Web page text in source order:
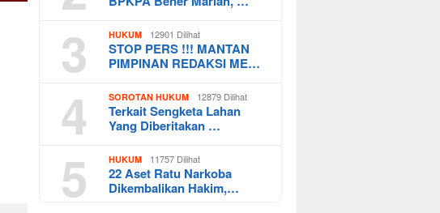
3 HUKUM 12901 Dilihat
STOP PERS !!! MANTAN
PIMPINAN REDAKSI ME…
4 SOROTAN HUKUM 12879 Dilihat
Terkait Sengketa Lahan
Yang Diberitakan …
5 HUKUM 11757 Dilihat
22 Aset Ratu Narkoba
Dikembalikan Hakim,…